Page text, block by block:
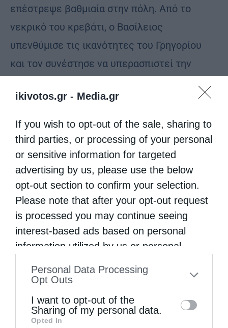
ikivotos.gr - Media.gr
If you wish to opt-out of the sale, sharing to
third parties, or processing of your personal
or sensitive information for targeted
advertising by us, please use the below
opt-out section to confirm your selection.
Please note that after your opt-out request
is processed you may continue seeing
interest-based ads based on personal
information utilized by us or personal
to your opt-out. You may separately opt-out
information by third parties on the IAB’s list
of downstream participants. This
Personal Data Processing
Opt Outs
I want to opt-out of the
Sharing of my personal data.
Opted In
επέστρεψε βαθμιαία στην πόλη. Από το
νεκρικό του κρεβάτι, ο Βασίλειος
υπενθύμισε τις ικανότητες του Γρηγορίου
και τον συνέστησε να υπερασπιστεί την
τοπικός Αρχιεπίσκοπος, Μελέτιος, ζήτησαν
τον Γρηγόριο να πάει στην
Κωνσταντινούπολη.Παρά τους δισταγμούς
του, ο Γρηγόριος δέχθηκε. Η εξαδέλφη του,
Θεοδοσία, του πρόσφερε μια έπαυλη για
κατοικία – αμέσως ο Γρηγόριος μετέτρεψε
την έπαυλη σε Εκκλησία, την οποία ονόμασε
«Αναστασία» («σκηνή για την ανάσταση της
πίστης»). Εκεί είχε εκδώσει 5 ομιλίες για την
Κοιτάξτε αυτά τα γεγονότα: Ο Χριστός